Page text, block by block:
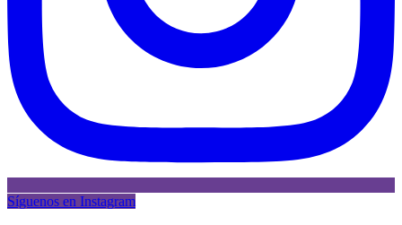
Síguenos en Instagram